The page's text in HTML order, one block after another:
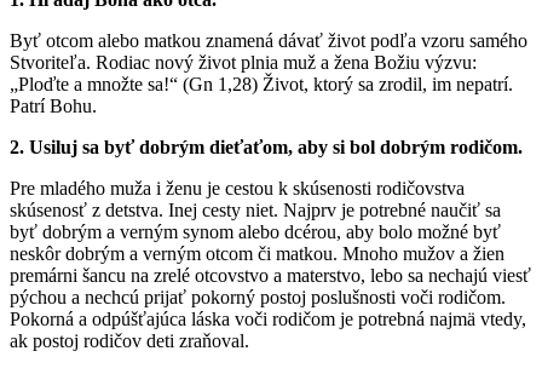
Byť otcom alebo matkou znamená dávať život podľa vzoru samého
Stvoriteľa. Rodiac nový život plnia muž a žena Božiu výzvu:
„Ploďte a množte sa!“ (Gn 1,28) Život, ktorý sa zrodil, im nepatrí.
Patrí Bohu.
2. Usiluj sa byť dobrým dieťaťom, aby si bol dobrým rodičom.
Pre mladého muža i ženu je cestou k skúsenosti rodičovstva
skúsenosť z detstva. Inej cesty niet. Najprv je potrebné naučiť sa
byť dobrým a verným synom alebo dcérou, aby bolo možné byť
neskôr dobrým a verným otcom či matkou. Mnoho mužov a žien
premárni šancu na zrelé otcovstvo a materstvo, lebo sa nechajú viesť
pýchou a nechcú prijať pokorný postoj poslušnosti voči rodičom.
Pokorná a odpúšťajúca láska voči rodičom je potrebná najmä vtedy,
ak postoj rodičov deti zraňoval.